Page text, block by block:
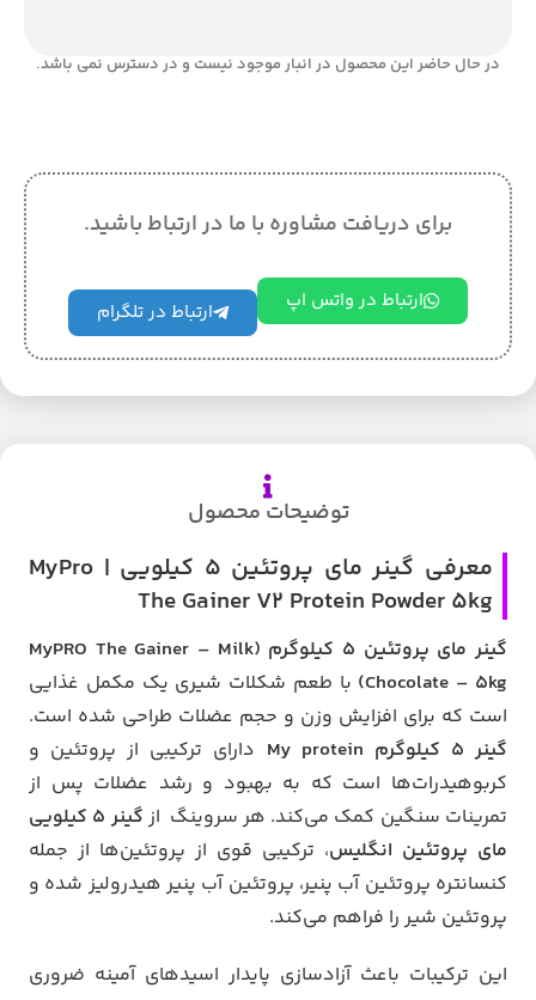
در حال حاضر این محصول در انبار موجود نیست و در دسترس نمی باشد.
برای دریافت مشاوره با ما در ارتباط باشید.
ارتباط در واتس اپ ارتباط در تلگرام
توضیحات محصول
معرفی گینر مای پروتئین ۵ کیلویی | MyPro
The Gainer V2 Protein Powder 5kg
گینر مای پروتئین ۵ کیلوگرم (MyPRO The Gainer – Milk
Chocolate – 5kg) با طعم شکلات شیری یک مکمل غذایی
است که برای افزایش وزن و حجم عضلات طراحی شده است.
گینر 5 کیلوگرم My protein
دارای ترکیبی از پروتئین و
کربوهیدرات‌ها است که به بهبود و رشد عضلات پس از
تمرینات سنگین کمک می‌کند. هر سروینگ از
گینر 5 کیلویی
مای پروتئین انگلیس، ترکیبی قوی از پروتئین‌ها از جمله
کنسانتره پروتئین آب پنیر، پروتئین آب پنیر هیدرولیز شده و
پروتئین شیر را فراهم می‌کند.
این ترکیبات باعث آزادسازی پایدار اسیدهای آمینه ضروری